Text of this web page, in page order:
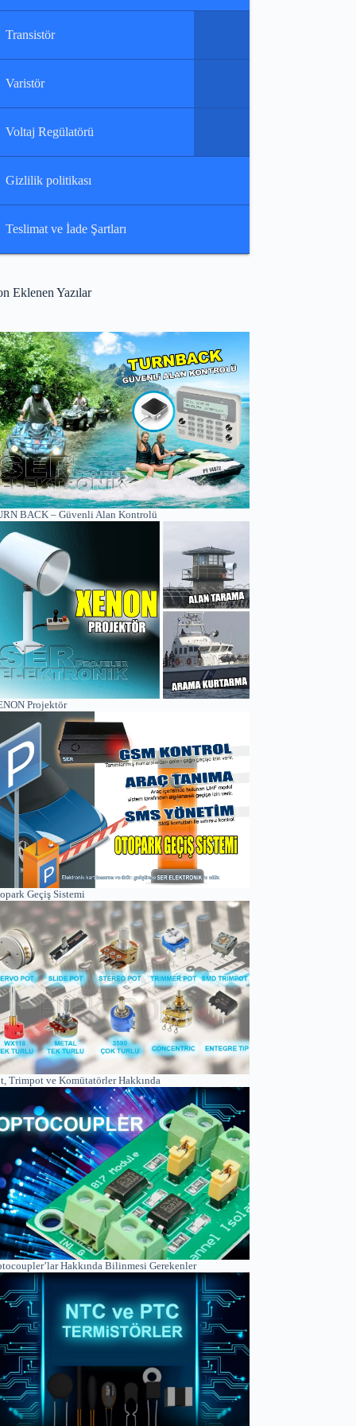
Transistör
Varistör
Voltaj Regülatörü
Gizlilik politikası
Teslimat ve İade Şartları
Eklenen Yazılar
BACK – Güvenli Alan Kontrolü
Projektör
Geçiş Sistemi
Trimpot ve Komütatörler Hakkında
Hakkında Bilinmesi Gerekenler